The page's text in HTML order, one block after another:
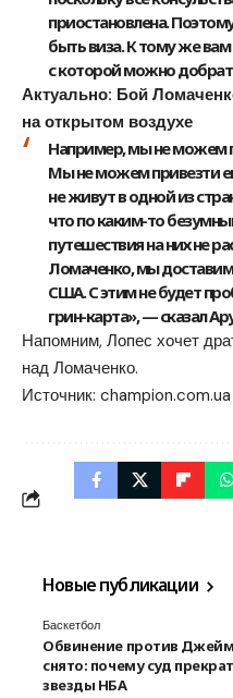
приостановлена.
быть виза. К тому же
с которой можно
Актуально: Бой
на открытом воздухе
Например, мы не можем
Мы не можем привезти
не живут в одной из
что по каким-то
путешествия на них не
Ломаченко, мы
США. С этим не будет
грин-карта», — сказал
Напомним, Лопес хочет
над Ломаченко.
Источник: champion.com.ua
Новые публикации
Баскетбол
Обвинение против
снято: почему суд
звезды НБА